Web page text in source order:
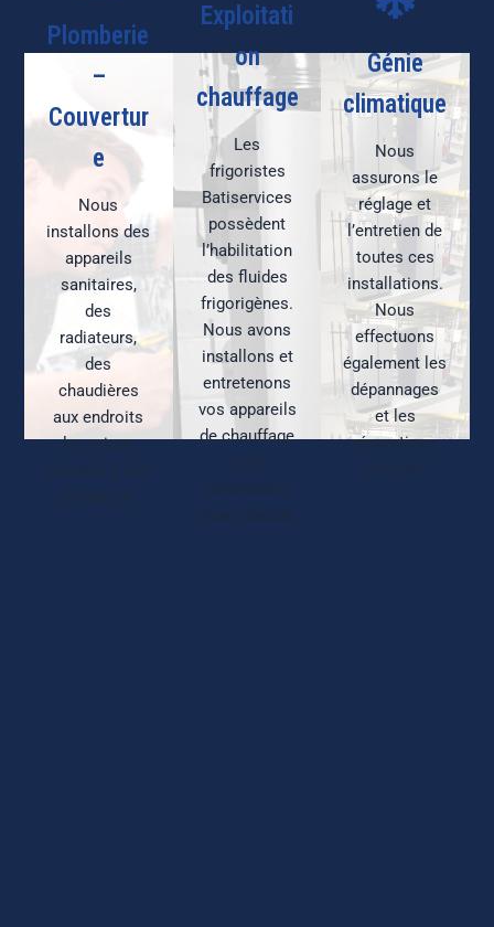
Plomberie
–
Couvertur
e
Nous
installons des
appareils
sanitaires,
des
radiateurs,
des
chaudières
aux endroits
les mieux
spécialisée
dans
l’exploitation
climatisation et
la plomberie
sanitaire. Nous
les soudons les
uns aux autres
ou les relie à un
appareil de
chauffage ou à
un équipement
sanitaire.
Exploitati
on
chauffage
Les
frigoristes
Batiservices
possèdent
l’habilitation
des fluides
frigorigènes.
Nous avons
installons et
entretenons
vos appareils
de chauffage
Fort d’une
expérience
réussie au sein
de société
d’envergure
nationale, les
fondateurs de
Batiservices
savoir-faire des
grandes
entreprises
alliant la
proximité et la
réactivité fortes
Génie
climatique
Nous
assurons le
réglage et
l’entretien de
toutes ces
installations.
Nous
effectuons
également les
dépannages
et les
réparations
Une quinzaine
d’intervenants
expérimentés
interviennent
rapidement et
efficacement
sur toute l’île
de France